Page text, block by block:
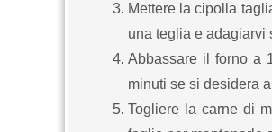
Mettere la cipolla
una teglia e adagiarvi
Abbassare il forno a
minuti se si desidera
Togliere la carne di